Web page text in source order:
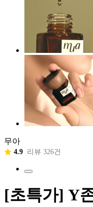
무아
4.9 리뷰 326건
[초특가] Y